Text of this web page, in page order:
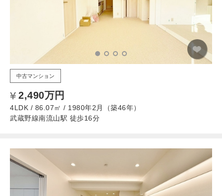
中古マンション
2,490万円
4LDK / 86.07㎡ / 1980年2月（築46年）
武蔵野線南流山駅 徒歩16分